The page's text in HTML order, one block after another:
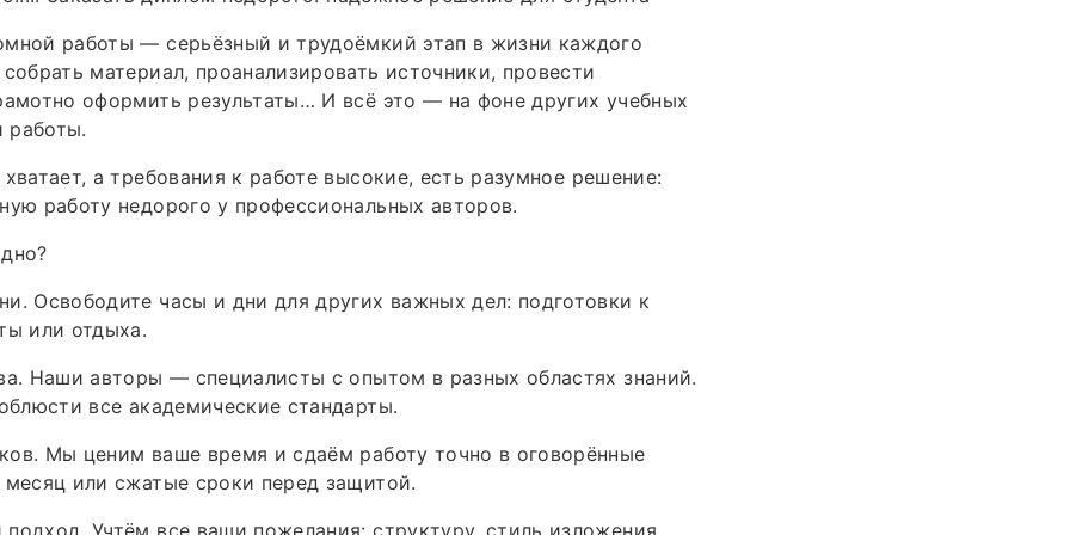
работы — серьёзный и трудоёмкий этап в жизни каждого
материал, проанализировать источники, провести
оформить результаты… И всё это — на фоне других учебных
работы.
а требования к работе высокие, есть разумное решение:
работу недорого у профессиональных авторов.
Освободите часы и дни для других важных дел: подготовки к
или отдыха.
Наши авторы — специалисты с опытом в разных областях знаний.
все академические стандарты.
Мы ценим ваше время и сдаём работу точно в оговорённые
или сжатые сроки перед защитой.
Учтём все ваши пожелания: структуру, стиль изложения,